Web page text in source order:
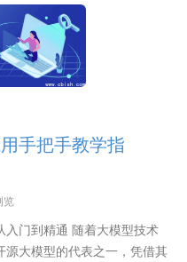
手把手教学指
览
门到精通 随着大模型技术
大模型的代表之一，凭借其